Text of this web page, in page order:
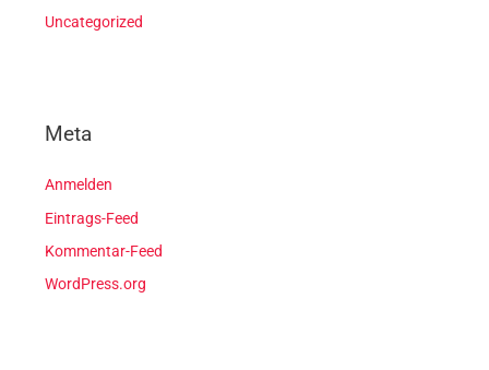
Uncategorized
Meta
Anmelden
Eintrags-Feed
Kommentar-Feed
WordPress.org